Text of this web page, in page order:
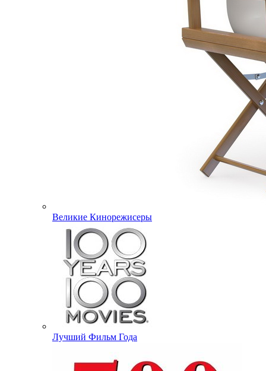
Великие Кинорежисеры
Лучший Фильм Года